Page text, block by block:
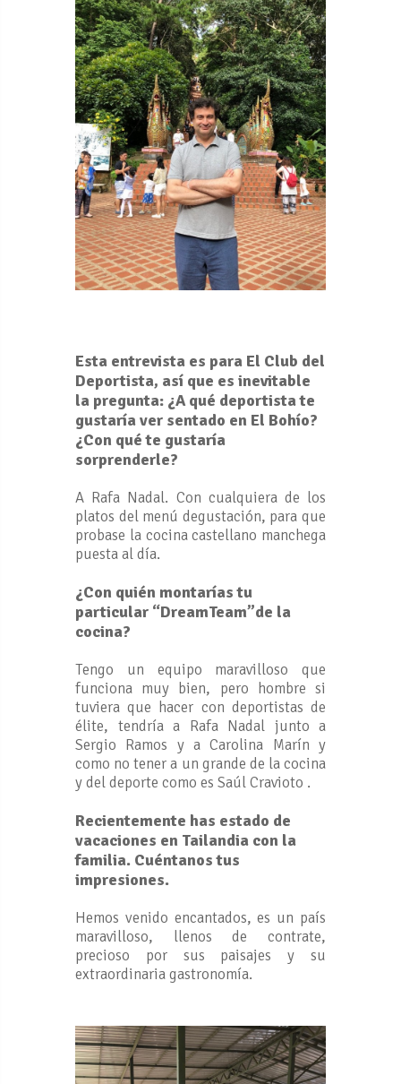
Esta entrevista es para El Club del
Deportista, así que es inevitable
la pregunta: ¿A qué deportista te
gustaría ver sentado en El Bohío?
¿Con qué te gustaría
sorprenderle?
A Rafa Nadal. Con cualquiera de los
platos del menú degustación, para que
probase la cocina castellano manchega
puesta al día.
¿Con quién montarías tu
particular “DreamTeam”de la
cocina?
Tengo un equipo maravilloso que
funciona muy bien, pero hombre si
tuviera que hacer con deportistas de
élite, tendría a Rafa Nadal junto a
Sergio Ramos y a Carolina Marín y
como no tener a un grande de la cocina
y del deporte como es Saúl Cravioto .
Recientemente has estado de
vacaciones en Tailandia con la
familia. Cuéntanos tus
impresiones.
Hemos venido encantados, es un país
maravilloso, llenos de contrate,
precioso por sus paisajes y su
extraordinaria gastronomía.